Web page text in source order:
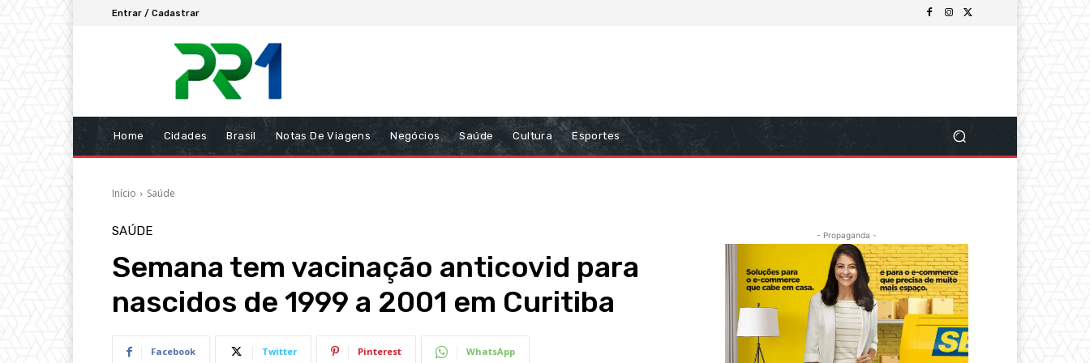
Entrar / Cadastrar
Home Cidades Brasil Notas De Viagens Negócios Saúde Cultura Esportes
Início Saúde
SAÚDE
Semana tem vacinação anticovid para
nascidos de 1999 a 2001 em Curitiba
Facebook Twitter Pinterest WhatsApp
- Propaganda -